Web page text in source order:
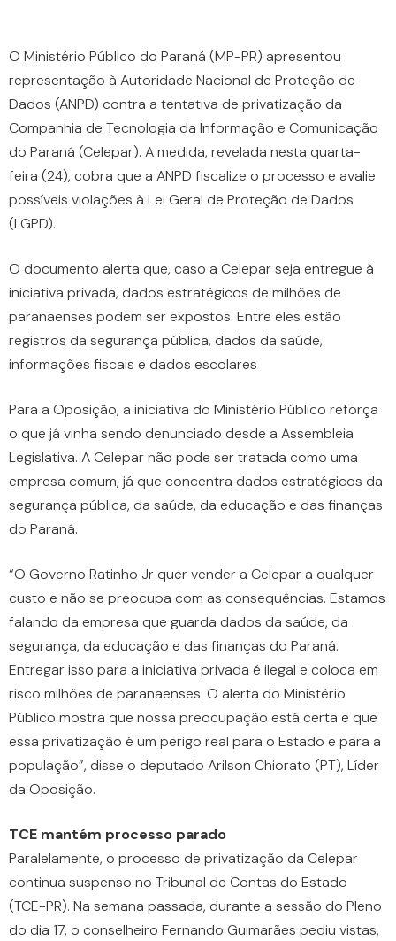
O Ministério Público do Paraná (MP-PR) apresentou
representação à Autoridade Nacional de Proteção de
Dados (ANPD) contra a tentativa de privatização da
Companhia de Tecnologia da Informação e Comunicação
do Paraná (Celepar). A medida, revelada nesta quarta-
feira (24), cobra que a ANPD fiscalize o processo e avalie
possíveis violações à Lei Geral de Proteção de Dados
(LGPD).
O documento alerta que, caso a Celepar seja entregue à
iniciativa privada, dados estratégicos de milhões de
paranaenses podem ser expostos. Entre eles estão
registros da segurança pública, dados da saúde,
informações fiscais e dados escolares
Para a Oposição, a iniciativa do Ministério Público reforça
o que já vinha sendo denunciado desde a Assembleia
Legislativa. A Celepar não pode ser tratada como uma
empresa comum, já que concentra dados estratégicos da
segurança pública, da saúde, da educação e das finanças
do Paraná.
“O Governo Ratinho Jr quer vender a Celepar a qualquer
custo e não se preocupa com as consequências. Estamos
falando da empresa que guarda dados da saúde, da
segurança, da educação e das finanças do Paraná.
Entregar isso para a iniciativa privada é ilegal e coloca em
risco milhões de paranaenses. O alerta do Ministério
Público mostra que nossa preocupação está certa e que
essa privatização é um perigo real para o Estado e para a
população”, disse o deputado Arilson Chiorato (PT), Líder
da Oposição.
TCE mantém processo parado
Paralelamente, o processo de privatização da Celepar
continua suspenso no Tribunal de Contas do Estado
(TCE-PR). Na semana passada, durante a sessão do Pleno
do dia 17, o conselheiro Fernando Guimarães pediu vistas,